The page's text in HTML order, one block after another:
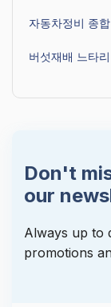
자동차정비 종
버섯재배 느타
Don't
our
Always up to
promotions